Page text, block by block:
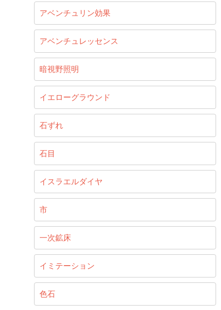
アベンチュリン効果
アベンチュレッセンス
暗視野照明
イエローグラウンド
石ずれ
石目
イスラエルダイヤ
市
一次鉱床
イミテーション
色石